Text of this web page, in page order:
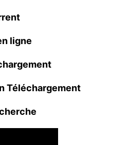
ligne
Téléchargement